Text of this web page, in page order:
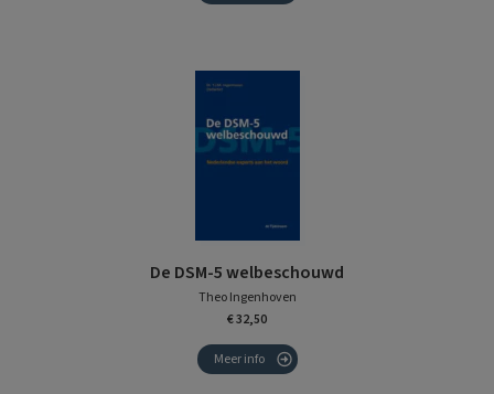
De DSM-5 welbeschouwd
Theo Ingenhoven
€ 32,50
Meer info